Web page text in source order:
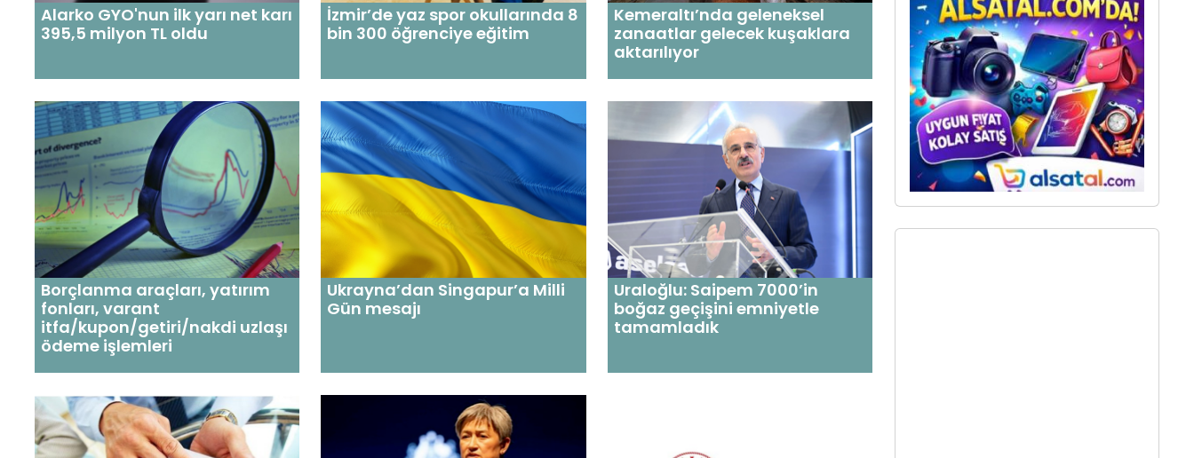
Alarko GYO'nun ilk yarı net karı
395,5 milyon TL oldu
İzmir’de yaz spor okullarında 8
bin 300 öğrenciye eğitim
Kemeraltı’nda geleneksel
zanaatlar gelecek kuşaklara
aktarılıyor
Borçlanma araçları, yatırım
fonları, varant
itfa/kupon/getiri/nakdi uzlaşı
ödeme işlemleri
Ukrayna’dan Singapur’a Milli
Gün mesajı
Uraloğlu: Saipem 7000’in
boğaz geçişini emniyetle
tamamladık